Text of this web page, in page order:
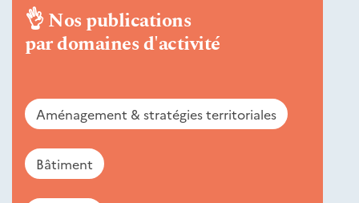
👌Nos publications
par domaines d'activité
Aménagement & stratégies territoriales
Bâtiment